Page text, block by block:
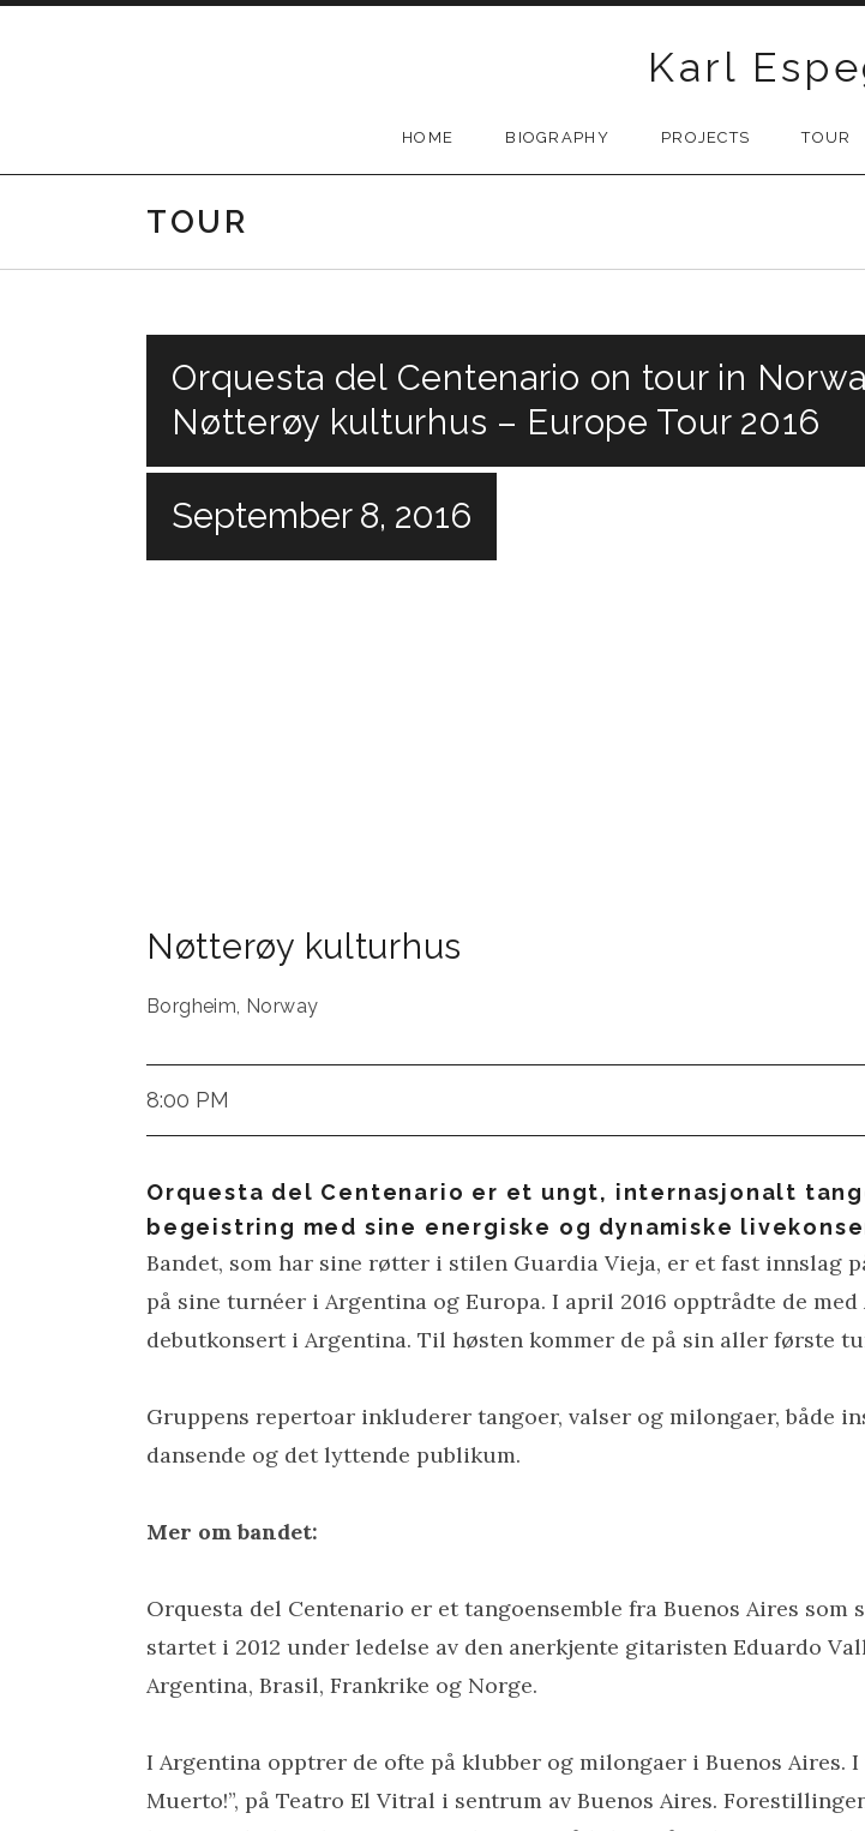
Karl
HOME BIOGRAPHY PROJECTS TOUR
TOUR
Orquesta del Centenario on tour in
Nøtterøy kulturhus – Europe Tour 2016
September 8, 2016
Nøtterøy kulturhus
Borgheim, Norway
8:00 PM
Orquesta del Centenario er et ungt, internasjonalt
begeistring med sine energiske og dynamiske
Bandet, som har sine røtter i stilen Guardia Vieja, er et fast innslag
på sine turnéer i Argentina og Europa. I april 2016 opptrådte de
debutkonsert i Argentina. Til høsten kommer de på sin aller første
Gruppens repertoar inkluderer tangoer, valser og milongaer, både
dansende og det lyttende publikum.
Mer om bandet:
Orquesta del Centenario er et tangoensemble fra Buenos Aires
startet i 2012 under ledelse av den anerkjente gitaristen Eduardo
Argentina, Brasil, Frankrike og Norge.
I Argentina opptrer de ofte på klubber og milongaer i Buenos Aires.
Muerto!”, på Teatro El Vitral i sentrum av Buenos Aires.